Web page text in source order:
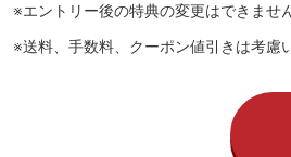
※エントリー後の特典の変更はできませ
※送料、手数料、クーポン値引きは考慮